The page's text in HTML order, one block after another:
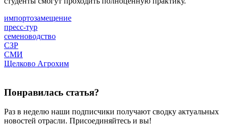
импортозамещение
пресс-тур
семеноводство
СЗР
СМИ
Щелково Агрохим
Понравилась статья?
Раз в неделю наши подписчики получают сводку актуальных
новостей отрасли. Присоединяйтесь и вы!